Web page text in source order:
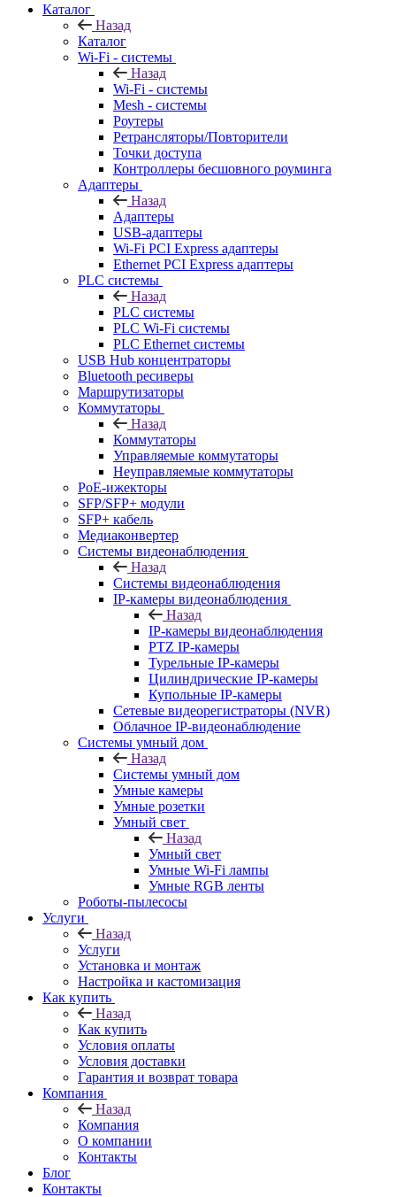
Каталог
Назад
Каталог
Wi-Fi - системы
Назад
Wi-Fi - системы
Mesh - системы
Роутеры
Ретрансляторы/Повторители
Точки доступа
Контроллеры бесшовного роуминга
Адаптеры
Назад
Адаптеры
USB-адаптеры
Wi-Fi PCI Express адаптеры
Ethernet PCI Express адаптеры
PLC системы
Назад
PLC системы
PLC Wi-Fi системы
PLC Ethernet системы
USB Hub концентраторы
Bluetooth ресиверы
Маршрутизаторы
Коммутаторы
Назад
Коммутаторы
Управляемые коммутаторы
Неуправляемые коммутаторы
PoE-ижекторы
SFP/SFP+ модули
SFP+ кабель
Медиаконвертер
Системы видеонаблюдения
Назад
Системы видеонаблюдения
IP-камеры видеонаблюдения
Назад
IP-камеры видеонаблюдения
PTZ IP-камеры
Турельные IP-камеры
Цилиндрические IP-камеры
Купольные IP-камеры
Сетевые видеорегистраторы (NVR)
Облачное IP-видеонаблюдение
Системы умный дом
Назад
Системы умный дом
Умные камеры
Умные розетки
Умный свет
Назад
Умный свет
Умные Wi-Fi лампы
Умные RGB ленты
Роботы-пылесосы
Услуги
Назад
Услуги
Установка и монтаж
Настройка и кастомизация
Как купить
Назад
Как купить
Условия оплаты
Условия доставки
Гарантия и возврат товара
Компания
Назад
Компания
О компании
Контакты
Блог
Контакты